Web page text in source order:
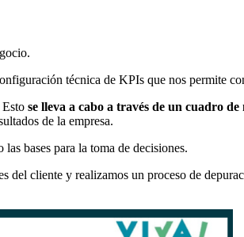
técnica de KPIs que nos permite
se lleva a cabo a través de un cuadro
de la empresa.
bases para la toma de decisiones.
del cliente y realizamos un proceso de